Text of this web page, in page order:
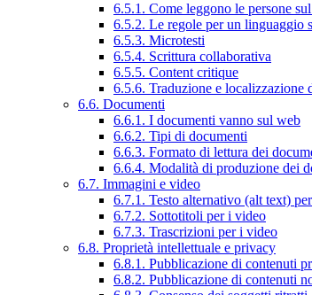
6.5.1. Come leggono le persone
6.5.2. Le regole per un linguaggio
6.5.3. Microtesti
6.5.4. Scrittura collaborativa
6.5.5. Content critique
6.5.6. Traduzione e localizzazione
6.6. Documenti
6.6.1. I documenti vanno sul web
6.6.2. Tipi di documenti
6.6.3. Formato di lettura dei
6.6.4. Modalità di produzione dei
6.7. Immagini e video
6.7.1. Testo alternativo (alt text)
6.7.2. Sottotitoli per i video
6.7.3. Trascrizioni per i video
6.8. Proprietà intellettuale e privacy
6.8.1. Pubblicazione di contenuti
6.8.2. Pubblicazione di contenuti